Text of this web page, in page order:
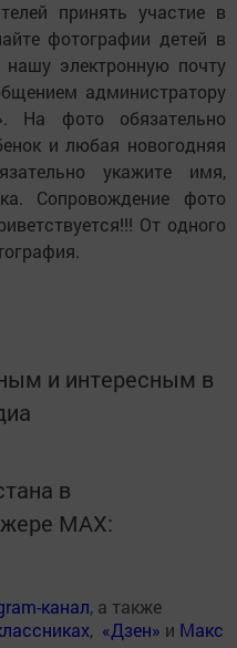
принять участие в
фотографии детей в
электронную почту
администратору
На фото обязательно
и любая новогодняя
укажите имя,
Сопровождение фото
От одного
и интересным в
в
MАХ:
канал, а также
, «Дзен» и Макс